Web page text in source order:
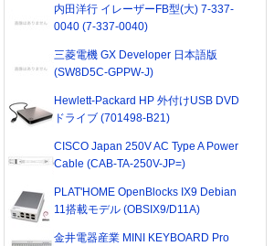
内田洋行 イレーザーFB型(大) 7-337-
0040 (7-337-0040)
三菱電機 GX Developer 日本語版
(SW8D5C-GPPW-J)
Hewlett-Packard HP 外付けUSB DVD
ドライブ (701498-B21)
CISCO Japan 250V AC Type A Power
Cable (CAB-TA-250V-JP=)
PLAT'HOME OpenBlocks IX9 Debian
11搭載モデル (OBSIX9/D11A)
金井電器産業 MINI KEYBOARD Pro